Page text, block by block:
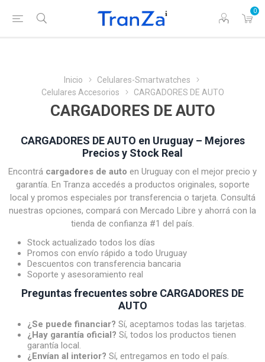
0
Inicio
Celulares-Smartwatches
Celulares Accesorios
CARGADORES DE AUTO
CARGADORES DE AUTO
CARGADORES DE AUTO en Uruguay – Mejores
Precios y Stock Real
Encontrá cargadores de auto en Uruguay con el mejor precio y
garantía. En Tranza accedés a productos originales, soporte
local y promos especiales por transferencia o tarjeta. Consultá
nuestras opciones, compará con Mercado Libre y ahorrá con la
tienda de confianza #1 del país.
Stock actualizado todos los días
Promos con envío rápido a todo Uruguay
Descuentos con transferencia bancaria
Soporte y asesoramiento real
Preguntas frecuentes sobre CARGADORES DE
AUTO
¿Se puede financiar? Sí, aceptamos todas las tarjetas.
¿Hay garantía oficial? Sí, todos los productos tienen
garantía local.
¿Envían al interior? Sí, entregamos en todo el país.